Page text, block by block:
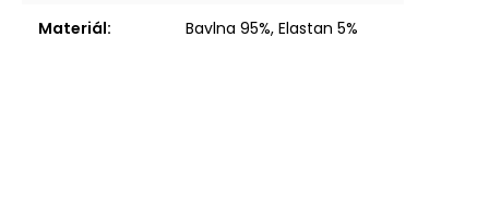
Materiál: Bavlna 95%, Elastan 5%